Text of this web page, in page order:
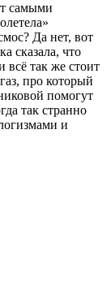
самыми
Да нет, вот
сказала, что
всё так же стоит
про который
помогут
так странно
и